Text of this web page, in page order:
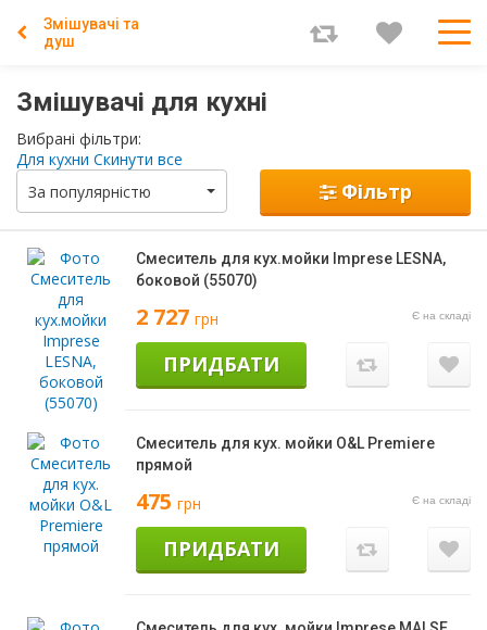
Змішувачі та
душ
Змішувачі для кухні
Вибрані фільтри:
Для кухни Скинути все
За популярністю
Фільтр
Смеситель для кух.мойки Imprese LESNA,
боковой (55070)
2 727 грн Є на складі
ПРИДБАТИ
Смеситель для кух. мойки O&L Premiere
прямой
475 грн Є на складі
ПРИДБАТИ